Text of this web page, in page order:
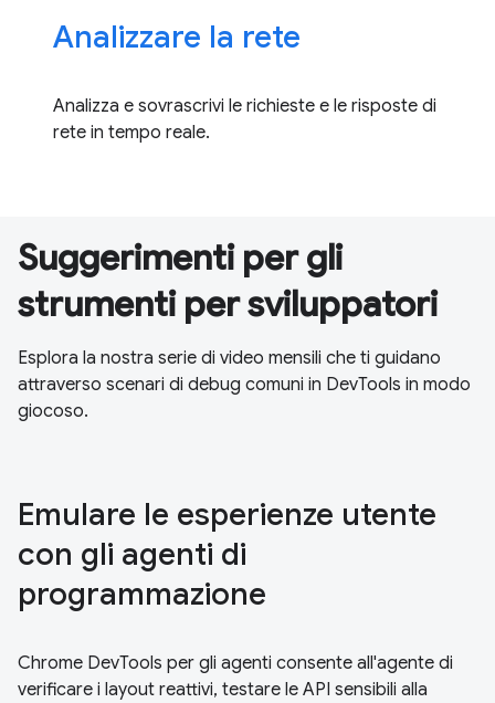
Analizzare la rete
Analizza e sovrascrivi le richieste e le risposte di
rete in tempo reale.
Suggerimenti per gli
strumenti per sviluppatori
Esplora la nostra serie di video mensili che ti guidano
attraverso scenari di debug comuni in DevTools in modo
giocoso.
Emulare le esperienze utente
con gli agenti di
programmazione
Chrome DevTools per gli agenti consente all'agente di
verificare i layout reattivi, testare le API sensibili alla